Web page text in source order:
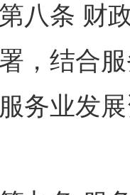
条 财政
，结合
务业发